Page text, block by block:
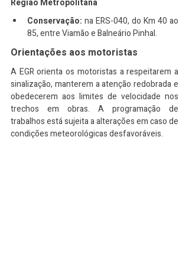
Região Metropolitana
Conservação: na ERS-040, do Km 40 ao
85, entre Viamão e Balneário Pinhal.
Orientações aos motoristas
A EGR orienta os motoristas a respeitarem a
sinalização, manterem a atenção redobrada e
obedecerem aos limites de velocidade nos
trechos em obras. A programação de
trabalhos está sujeita a alterações em caso de
condições meteorológicas desfavoráveis.